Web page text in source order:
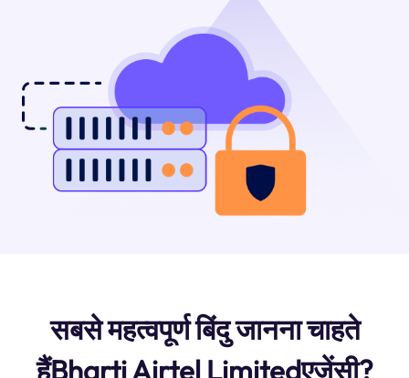
सबसे महत्वपूर्ण बिंदु जानना चाहते
हैंBharti Airtel Limitedएजेंसी?